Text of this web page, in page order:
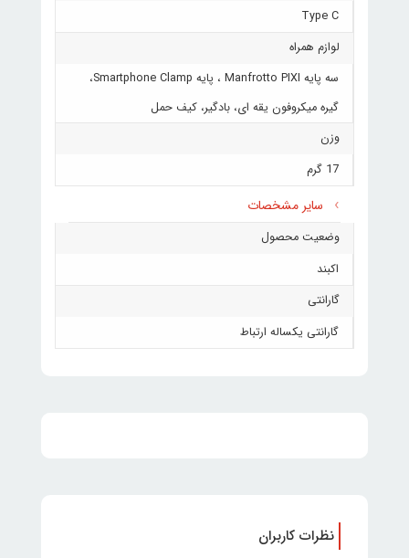
Type C
لوازم همراه
سه پایه Manfrotto PIXI ، پایه Smartphone Clamp،
گیره میکروفون یقه ای، بادگیر، کیف حمل
وزن
17 گرم
سایر مشخصات
وضعیت محصول
اکبند
گارانتی
گارانتی یکساله ارتباط
نظرات کاربران